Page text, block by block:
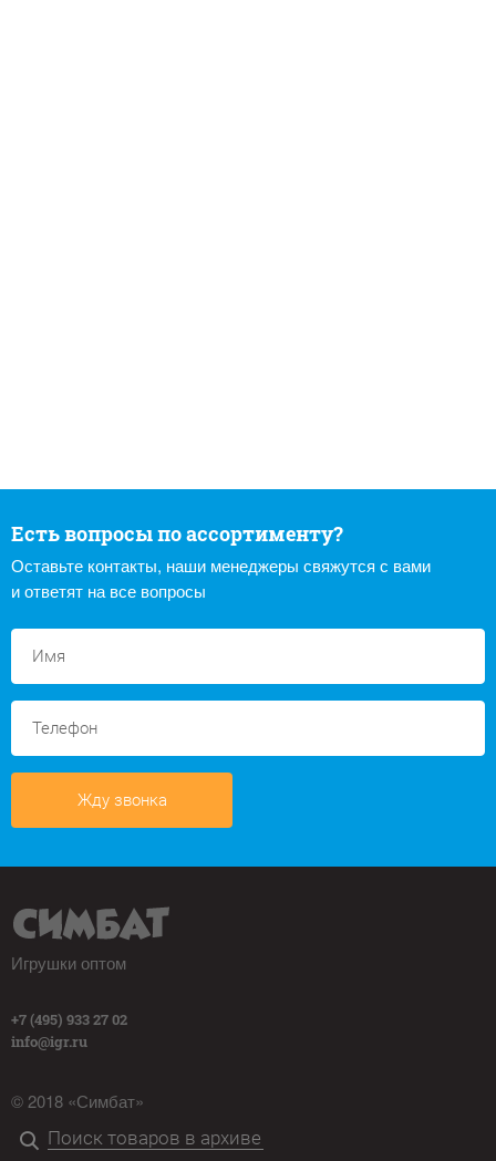
Есть вопросы по ассортименту?
Оставьте контакты, наши менеджеры свяжутся с вами
и ответят на все вопросы
Жду звонка
Игрушки оптом
+7 (495) 933 27 02
info@igr.ru
© 2018 «Симбат»